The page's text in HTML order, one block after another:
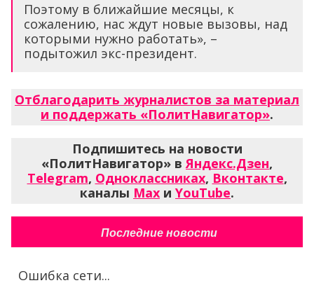
Поэтому в ближайшие месяцы, к
сожалению, нас ждут новые вызовы, над
которыми нужно работать», –
подытожил экс-президент.
Отблагодарить журналистов за материал
и поддержать «ПолитНавигатор».
Подпишитесь на новости
«ПолитНавигатор» вЯндекс.Дзен,
Telegram, Одноклассниках, Вконтакте,
каналы Max и YouTube.
Последние новости
Ошибка сети...